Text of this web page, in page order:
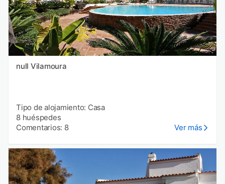
null Vilamoura
Tipo de alojamiento: Casa
8 huéspedes
Comentarios: 8
Ver más